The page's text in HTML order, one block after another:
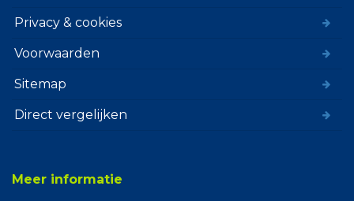
Privacy & cookies
Voorwaarden
Sitemap
Direct vergelijken
Meer informatie